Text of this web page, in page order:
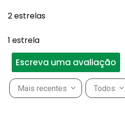
2 estrelas
1 estrela
Escreva uma avaliação
Mais recentes Todos